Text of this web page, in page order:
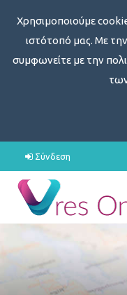
Χρησιμοποιούμε
ιστότοπό μας. Με
συμφωνείτε με την
Σύνδεση